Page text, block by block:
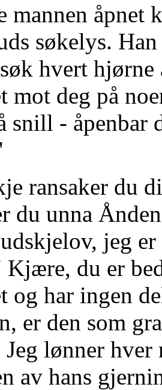
mannen
søkelys.
hvert
mot deg på
snill - åpenbar
ransaker du
du unna
jeg
Kjære, du er
og har ingen
er den som
lønner hver
av hans